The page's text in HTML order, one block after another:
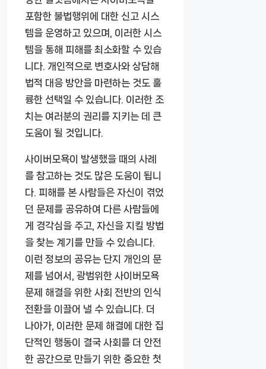
포함한 불법행위에 대한 신고 시스
템을 운영하고 있으며, 이러한 시스
템을 통해 피해를 최소화할 수 있습
니다. 개인적으로 변호사와 상담해
법적 대응 방안을 마련하는 것도 훌
륭한 선택일 수 있습니다. 이러한 조
치는 여러분의 권리를 지키는 데 큰
도움이 될 것입니다.
사이버모욕이 발생했을 때의 사례
를 참고하는 것도 많은 도움이 됩니
다. 피해를 본 사람들은 자신이 겪었
던 문제를 공유하여 다른 사람들에
게 경각심을 주고, 자신을 지킬 방법
을 찾는 계기를 만들 수 있습니다.
이런 정보의 공유는 단지 개인의 문
제를 넘어서, 광범위한 사이버모욕
문제 해결을 위한 사회 전반의 인식
전환을 이끌어 낼 수 있습니다. 더
나아가, 이러한 문제 해결에 대한 집
단적인 행동이 결국 사회를 더 안전
한 공간으로 만들기 위한 중요한 첫